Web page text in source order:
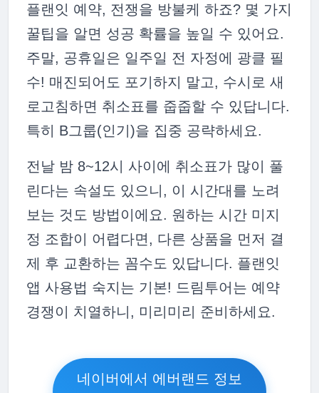
플랜잇 예약, 전쟁을 방불케 하죠? 몇 가지
꿀팁을 알면 성공 확률을 높일 수 있어요.
주말, 공휴일은 일주일 전 자정에 광클 필
수! 매진되어도 포기하지 말고, 수시로 새
로고침하면 취소표를 줍줍할 수 있답니다.
특히 B그룹(인기)을 집중 공략하세요.
전날 밤 8~12시 사이에 취소표가 많이 풀
린다는 속설도 있으니, 이 시간대를 노려
보는 것도 방법이에요. 원하는 시간 미지
정 조합이 어렵다면, 다른 상품을 먼저 결
제 후 교환하는 꼼수도 있답니다. 플랜잇
앱 사용법 숙지는 기본! 드림투어는 예약
경쟁이 치열하니, 미리미리 준비하세요.
네이버에서 에버랜드 정보